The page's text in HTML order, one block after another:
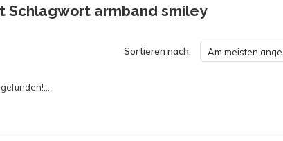
Schlagwort armband smiley
Sortieren nach: Am meisten